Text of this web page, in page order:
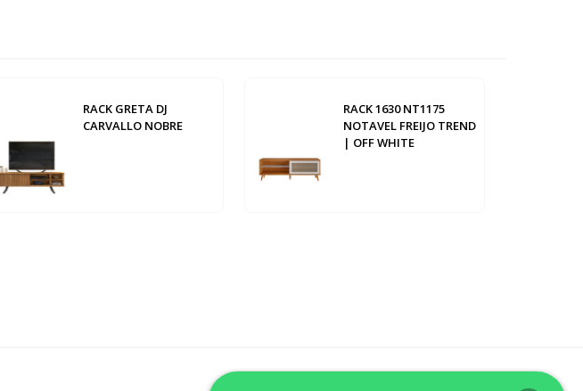
RACK GRETA DJ
CARVALLO NOBRE
RACK 1630 NT1175
NOTAVEL FREIJO TREND
| OFF WHITE